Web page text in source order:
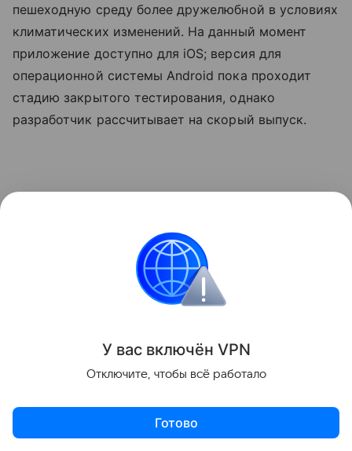
пешеходную среду более дружелюбной в условиях
климатических изменений. На данный момент
приложение доступно для iOS; версия для
операционной системы Android пока проходит
стадию закрытого тестирования, однако
разработчик рассчитывает на скорый выпуск.
У вас включён VPN
Отключите, чтобы всё работало
Готово